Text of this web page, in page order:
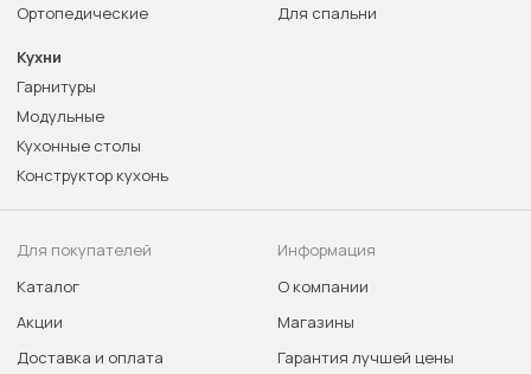
Ортопедические
Для спальни
Кухни
Гарнитуры
Модульные
Кухонные столы
Конструктор кухонь
Для покупателей
Каталог
Акции
Доставка и оплата
Информация
О компании
Магазины
Гарантия лучшей цены